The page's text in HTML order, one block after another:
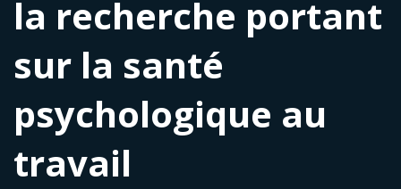
la recherche portant
sur la santé
psychologique au
travail